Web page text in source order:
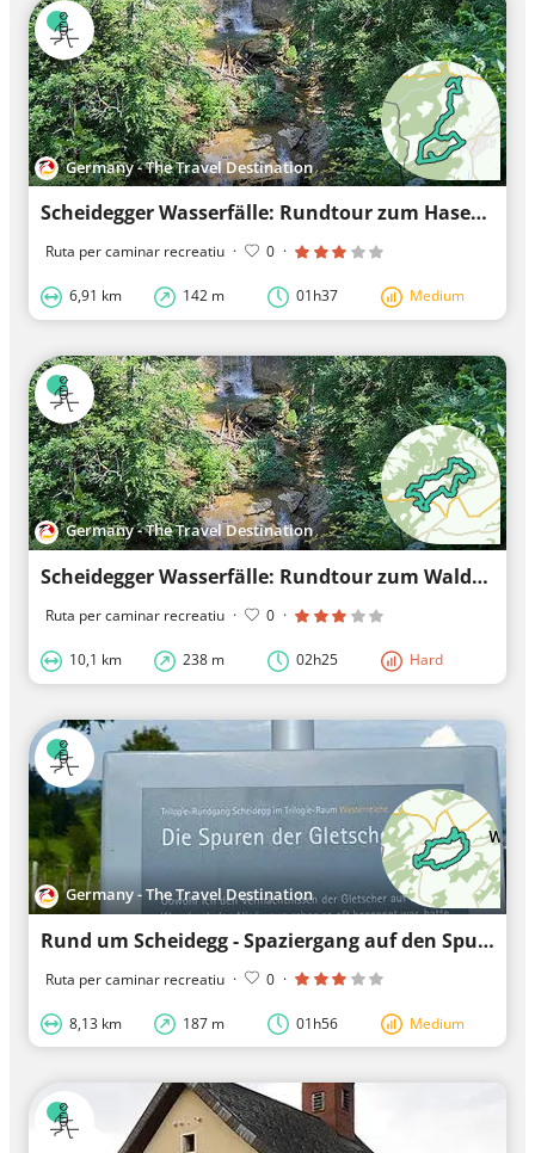
Germany - The Travel Destination
Scheidegger Wasserfälle: Rundtour zum Hasenreuter Wasserfall - Westallgäuer Wasserweg 1
Ruta per caminar recreatiu · 0 ·
6,91 km 142 m 01h37 Medium
Germany - The Travel Destination
Scheidegger Wasserfälle: Rundtour zum Waldsee - Westallgäuer Wasserweg 2
Ruta per caminar recreatiu · 0 ·
10,1 km 238 m 02h25 Hard
Germany - The Travel Destination
Rund um Scheidegg - Spaziergang auf den Spuren der Eistzeit - Westallgäuer Wasserweg 5
Ruta per caminar recreatiu · 0 ·
8,13 km 187 m 01h56 Medium